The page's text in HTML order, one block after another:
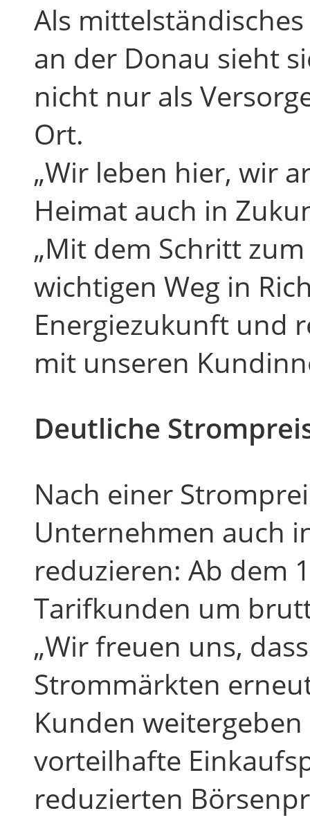
Als
an der Donau sieht
nicht nur als
Ort.
„Wir leben hier, wir
Heimat auch in
„Mit dem Schritt
wichtigen Weg in
Energiezukunft und
mit unseren
Deutliche
Nach einer
Unternehmen auch
reduzieren: Ab dem
Tarifkunden um
„Wir freuen uns,
Strommärkten
Kunden
vorteilhafte
reduzierten